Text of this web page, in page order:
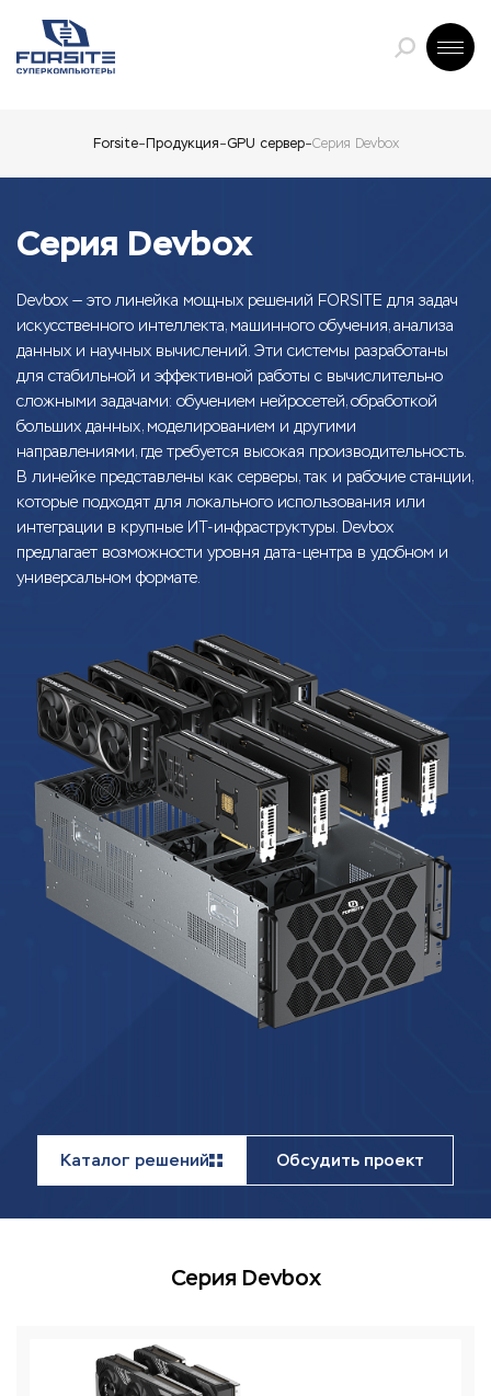
Forsite Продукция GPU сервер Серия Devbox
Серия Devbox
Devbox — это линейка мощных решений FORSITE для задач
искусственного интеллекта, машинного обучения, анализа
данных и научных вычислений. Эти системы разработаны
для стабильной и эффективной работы с вычислительно
сложными задачами: обучением нейросетей, обработкой
больших данных, моделированием и другими
направлениями, где требуется высокая производительность.
В линейке представлены как серверы, так и рабочие станции,
которые подходят для локального использования или
интеграции в крупные ИТ-инфраструктуры. Devbox
предлагает возможности уровня дата-центра в удобном и
универсальном формате.
Каталог решений Обсудить проект
Серия Devbox